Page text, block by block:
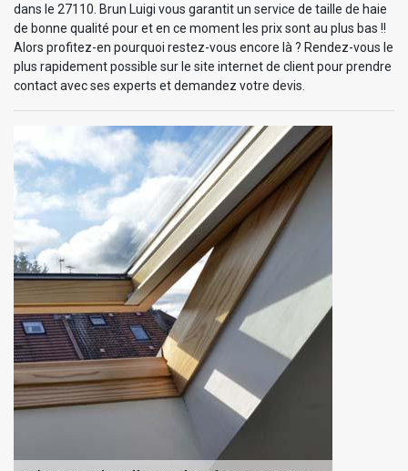
dans le 27110. Brun Luigi vous garantit un service de taille de haie
de bonne qualité pour et en ce moment les prix sont au plus bas !!
Alors profitez-en pourquoi restez-vous encore là ? Rendez-vous le
plus rapidement possible sur le site internet de client pour prendre
contact avec ses experts et demandez votre devis.